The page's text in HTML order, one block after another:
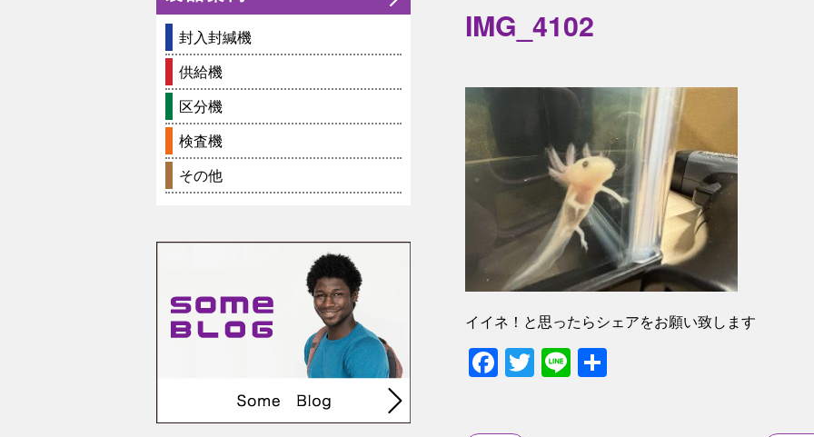
IMG_4102
イイネ！と思ったらシェアをお願い致します
Facebook
Twitter
Line
封入封緘機
供給機
区分機
検査機
その他